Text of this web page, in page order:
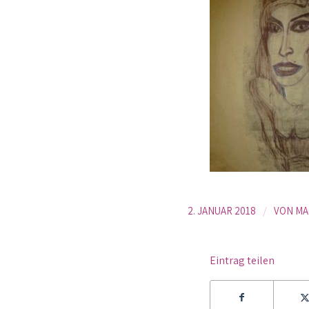
2. JANUAR 2018 / VON
Eintrag teilen